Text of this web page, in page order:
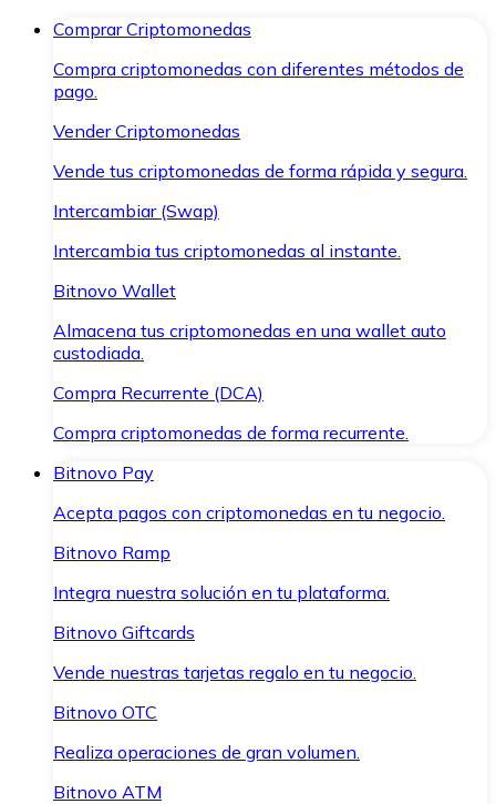
Comprar Criptomonedas
Compra criptomonedas con diferentes métodos de
pago.
Vender Criptomonedas
Vende tus criptomonedas de forma rápida y segura.
Intercambiar (Swap)
Intercambia tus criptomonedas al instante.
Bitnovo Wallet
Almacena tus criptomonedas en una wallet auto
custodiada.
Compra Recurrente (DCA)
Compra criptomonedas de forma recurrente.
Bitnovo Pay
Acepta pagos con criptomonedas en tu negocio.
Bitnovo Ramp
Integra nuestra solución en tu plataforma.
Bitnovo Giftcards
Vende nuestras tarjetas regalo en tu negocio.
Bitnovo OTC
Realiza operaciones de gran volumen.
Bitnovo ATM